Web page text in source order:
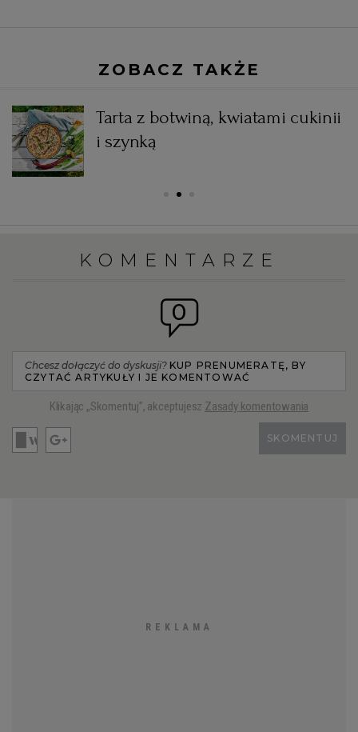
ZOBACZ TAKŻE
Tarta z botwiną, kwiatami cukinii
i szynką
KOMENTARZE
0
Chcesz dołączyć do dyskusji? KUP PRENUMERATĘ, BY
CZYTAĆ ARTYKUŁY I JE KOMENTOWAĆ
Klikając „Skomentuj”, akceptujesz Zasady komentowania
SKOMENTUJ